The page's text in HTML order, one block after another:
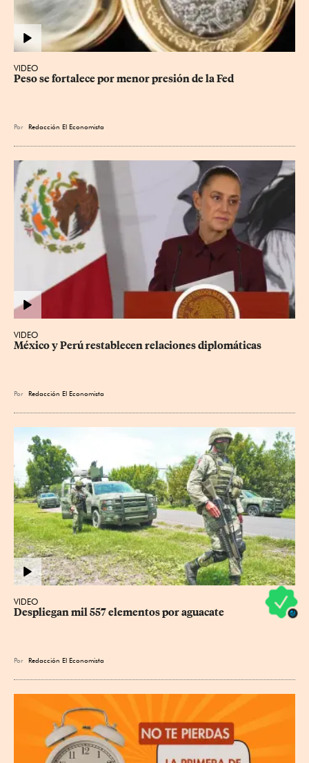
VIDEO
Peso se fortalece por menor presión de la Fed
Por Redacción El Economista
VIDEO
México y Perú restablecen relaciones diplomáticas
Por Redacción El Economista
VIDEO
Despliegan mil 557 elementos por aguacate
Por Redacción El Economista